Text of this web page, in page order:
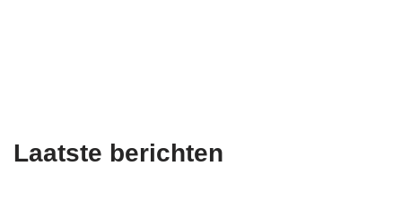
Laatste berichten